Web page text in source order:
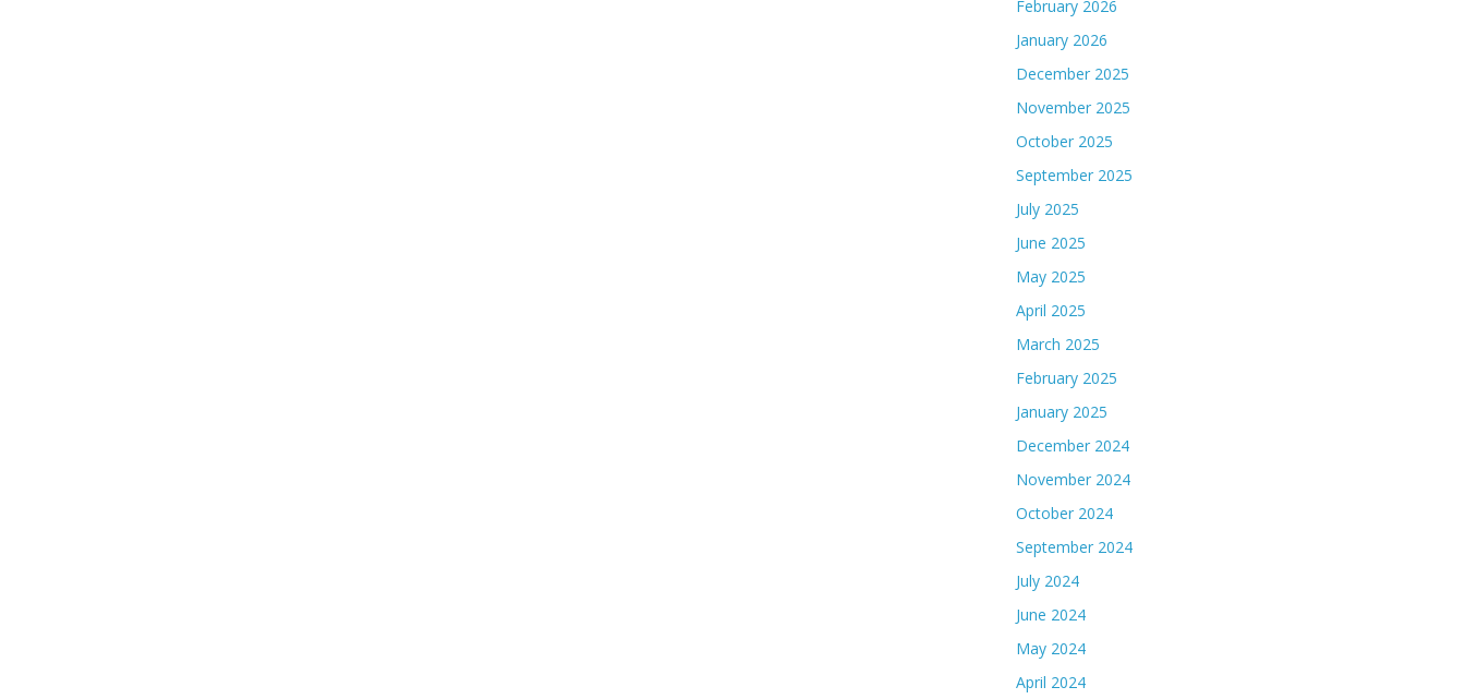
February 2026
January 2026
December 2025
November 2025
October 2025
September 2025
July 2025
June 2025
May 2025
April 2025
March 2025
February 2025
January 2025
December 2024
November 2024
October 2024
September 2024
July 2024
June 2024
May 2024
April 2024